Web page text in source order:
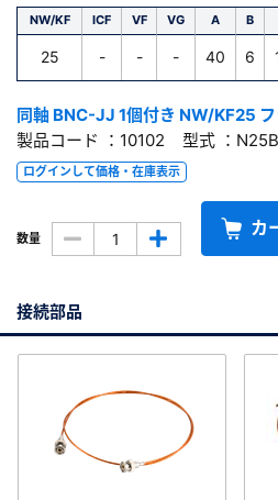
NW/KF ICF VF VG A B
25 - - - 40 6
同軸 BNC-JJ 1個付き NW/KF25
製品コード ：10102 型式 ：
ログインして価格・在庫表示
数量 カ
接続部品